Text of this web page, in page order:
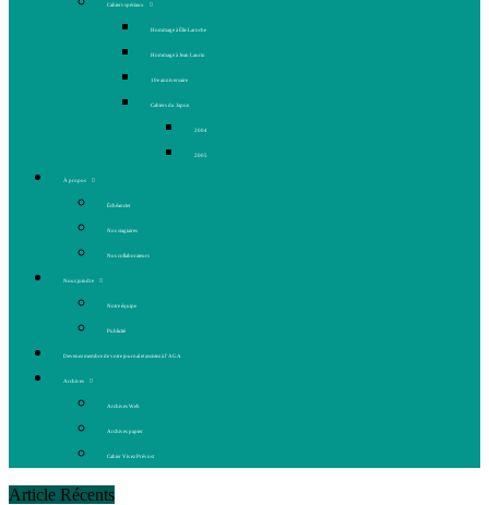
Cahiers spéciaux
Hommage à Élie Laroche
Hommage à Jean Laurin
10e anniversaire
Cahiers du Japon
2004
2005
À propos
Échéancier
Nos stagiaires
Nos collaborateurs
Nous joindre
Notre équipe
Publicité
Devenez membre de votre journal et assistez à l’AGA
Archives
Archives Web
Archives papier
Cahier Vivez Prévost
Article Récents